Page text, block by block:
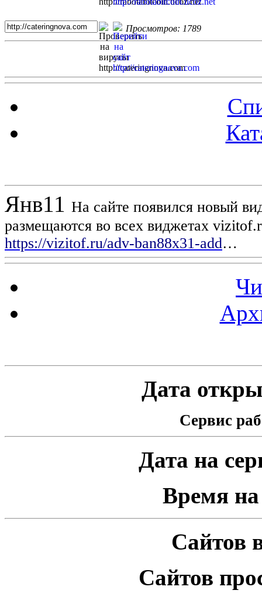
Просмотров: 1789
Янв11 На сайте появился новый
размещаются во всех виджетах
https://vizitof.ru/adv-ban88x31-add…
Дата
Сервис
Дата на
Время на
Сайтов
Сайтов